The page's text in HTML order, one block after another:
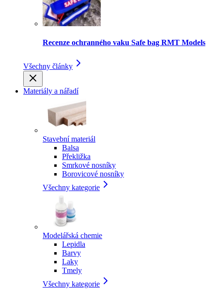
Recenze ochranného vaku Safe bag RMT Models
Všechny články
Materiály a nářadí
Stavební materiál
Balsa
Překližka
Smrkové nosníky
Borovicové nosníky
Všechny kategorie
Modelářská chemie
Lepidla
Barvy
Laky
Tmely
Všechny kategorie